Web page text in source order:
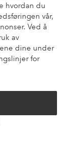
hvordan du
vår,
Ved å
av
dine under
for
?